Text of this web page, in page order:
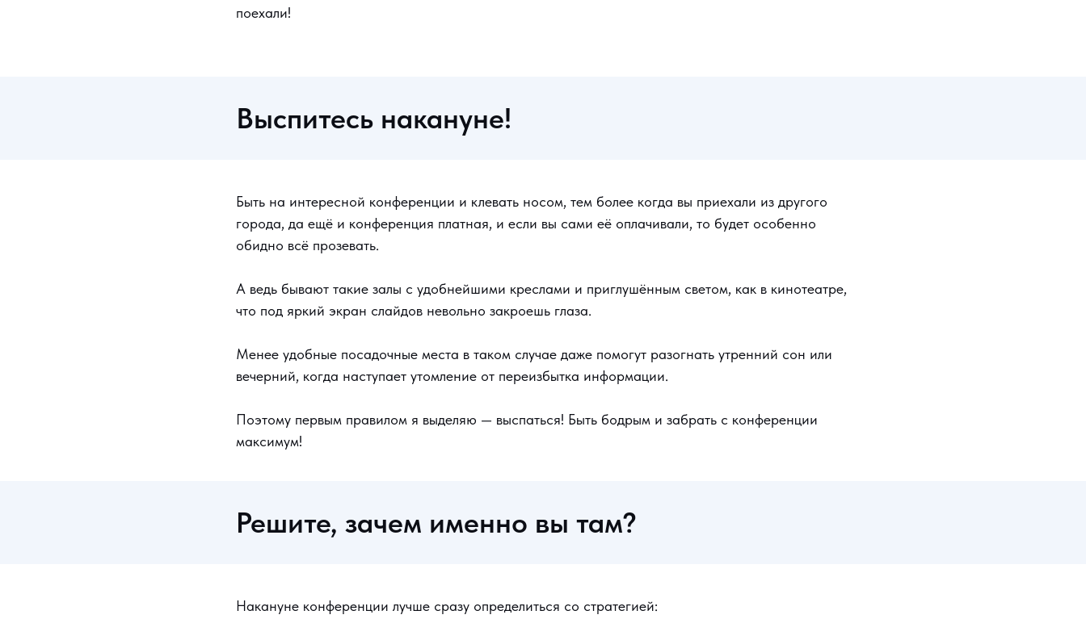
поехали!
Выспитесь накануне!
Быть на интересной конференции и клевать носом, тем более когда вы приехали из другого
города, да ещё и конференция платная, и если вы сами её оплачивали, то будет особенно
обидно всё прозевать.
А ведь бывают такие залы с удобнейшими креслами и приглушённым светом, как в кинотеатре,
что под яркий экран слайдов невольно закроешь глаза.
Менее удобные посадочные места в таком случае даже помогут разогнать утренний сон или
вечерний, когда наступает утомление от переизбытка информации.
Поэтому первым правилом я выделяю — выспаться! Быть бодрым и забрать с конференции
максимум!
Решите, зачем именно вы там?
Накануне конференции лучше сразу определиться со стратегией: